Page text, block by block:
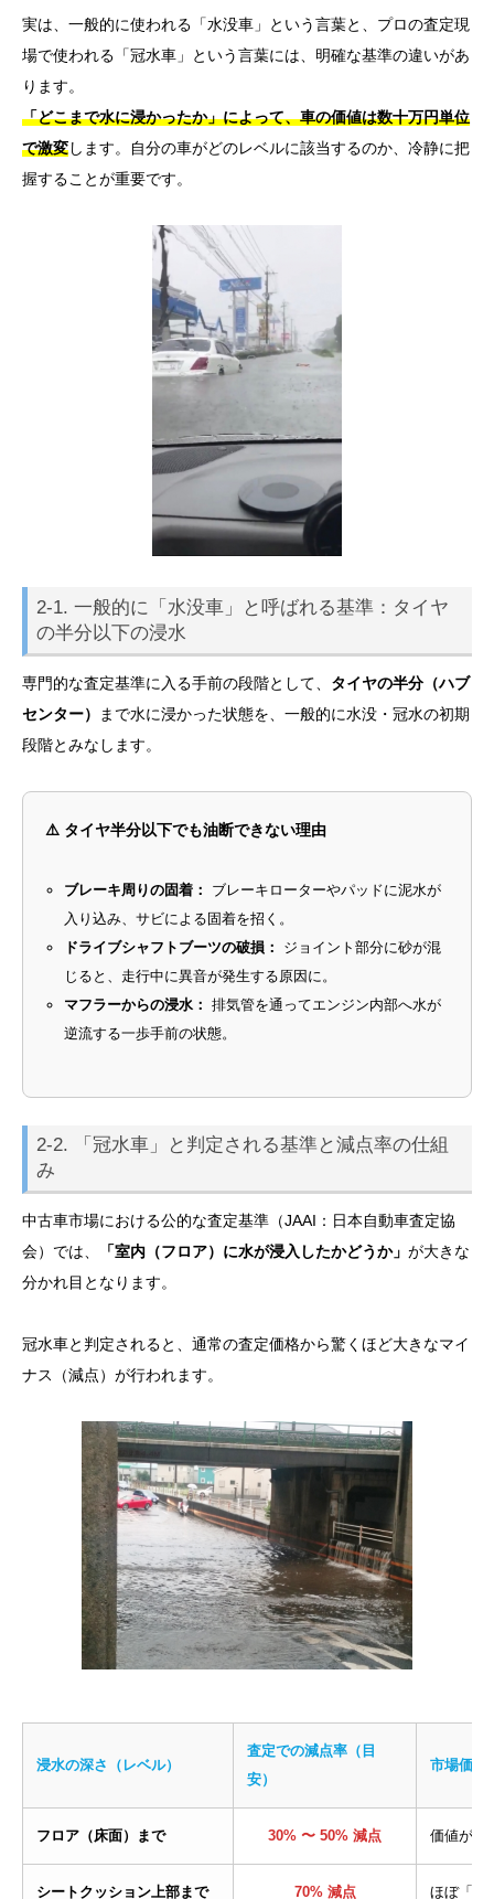
実は、一般的に使われる「水没車」という言葉と、プロの査定現
場で使われる「冠水車」という言葉には、明確な基準の違いがあ
ります。
「どこまで水に浸かったか」によって、車の価値は数十万円単位
で激変します。自分の車がどのレベルに該当するのか、冷静に把
握することが重要です。
2-1. 一般的に「水没車」と呼ばれる基準：タイヤ
の半分以下の浸水
専門的な査定基準に入る手前の段階として、 タイヤの半分（ハブ
センター）
まで水に浸かった状態を、一般的に水没・冠水の初期
段階とみなします。
⚠️ タイヤ半分以下でも油断できない理由
ブレーキ周りの固着：
ブレーキローターやパッドに泥水が
入り込み、サビによる固着を招く。
ドライブシャフトブーツの破損：
ジョイント部分に砂が混
じると、走行中に異音が発生する原因に。
マフラーからの浸水： 排気管を通ってエンジン内部へ水が
逆流する一歩手前の状態。
2-2. 「冠水車」と判定される基準と減点率の仕組
み
中古車市場における公的な査定基準（JAAI：日本自動車査定協
会）では、
「室内（フロア）に水が浸入したかどうか」 が大きな
分かれ目となります。
冠水車と判定されると、通常の査定価格から驚くほど大きなマイ
ナス（減点）が行われます。
浸水の深さ（レベル）
査定での減点率（目
安）
市場価値
フロア（床面）まで 30% 〜 50% 減点 価値が半
シートクッション上部まで 70% 減点 ほぼ「0